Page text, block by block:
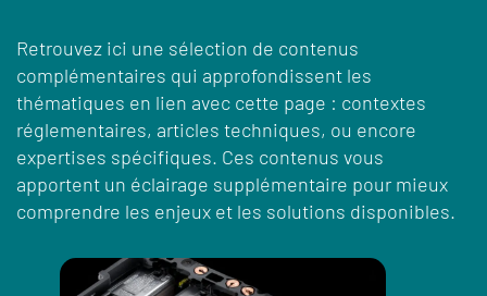
Retrouvez ici une sélection de contenus
complémentaires qui approfondissent les
thématiques en lien avec cette page : contextes
réglementaires, articles techniques, ou encore
expertises spécifiques. Ces contenus vous
apportent un éclairage supplémentaire pour mieux
comprendre les enjeux et les solutions disponibles.